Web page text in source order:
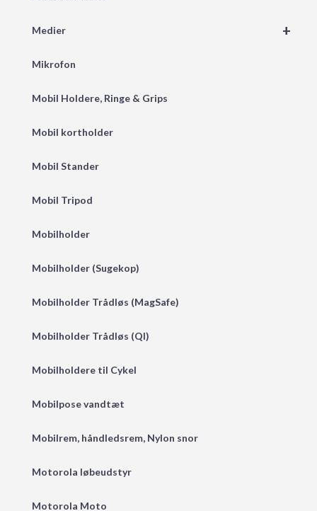
+
Medier
Mikrofon
Mobil Holdere, Ringe & Grips
Mobil kortholder
Mobil Stander
Mobil Tripod
Mobilholder
Mobilholder (Sugekop)
Mobilholder Trådløs (MagSafe)
Mobilholder Trådløs (QI)
Mobilholdere til Cykel
Mobilpose vandtæt
Mobilrem, håndledsrem, Nylon snor
Motorola løbeudstyr
Motorola Moto